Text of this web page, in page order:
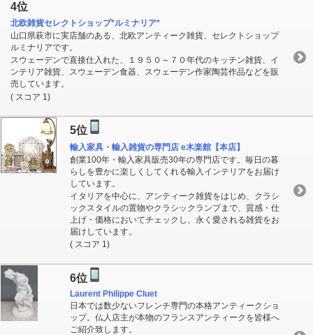
4位
北欧雑貨セレクトショップ*ルミナリア*
山口県萩市に実店舗のある、北欧アンティーク雑貨、セレクトショップ
ルミナリアです。
スウェーデンで直接仕入れた、１９５０～７０年代のキッチン雑貨、イ
ンテリア雑貨、スウェーデン食器、スウェーデン作家陶芸作品などを販
売しています。
( スコア 1)
5位
輸入家具・輸入雑貨の専門店 e木楽館【本店】
創業100年・輸入家具販売30年の専門店です。毎日の暮
らしを豊かに楽しくしてくれる輸入インテリアをお届け
しています。
イタリアを中心に、アンティーク雑貨をはじめ、クラシ
ックスタイルの置物やクラシックランプまで、質感・仕
上げ・価格においてチェックし、永く愛される雑貨をお
届けしています。
( スコア 1)
6位
Laurent Philippe Cluet
日本では数少ないフレンチ専門の本格アンティークショ
ップ。仏人店主が本物のフランスアンティークを皆様へ
ご紹介致します。